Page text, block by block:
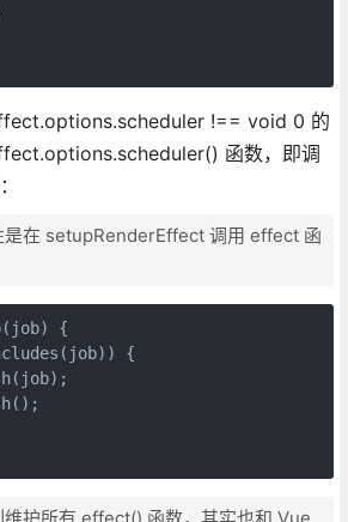
!== void 0 的
函数，即调
在 setupRenderEffect 调用 effect 函
{
{
护所有 effect() 函数，其实也和 Vue